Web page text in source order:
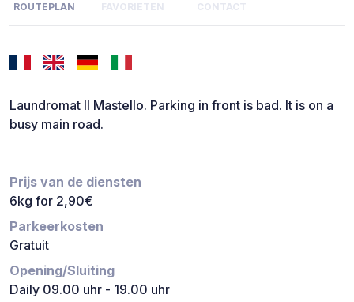
ROUTEPLAN FAVORIETEN CONTACT
Laundromat Il Mastello. Parking in front is bad. It is on a
busy main road.
Prijs van de diensten
6kg for 2,90€
Parkeerkosten
Gratuit
Opening/Sluiting
Daily 09.00 uhr - 19.00 uhr